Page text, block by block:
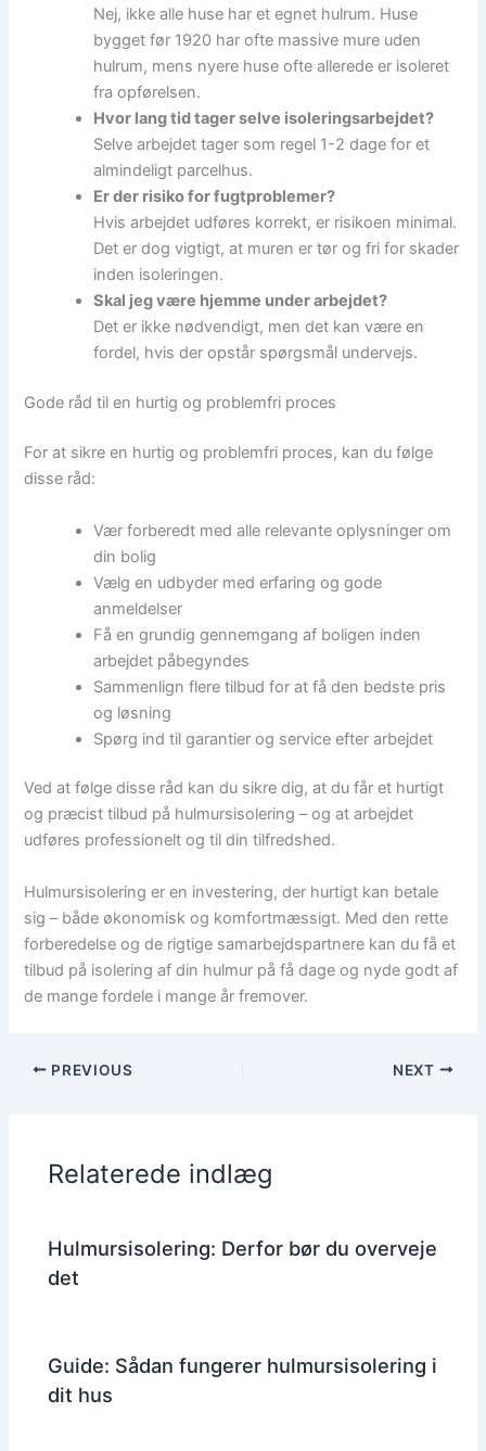
Nej, ikke alle huse har et egnet hulrum. Huse
bygget før 1920 har ofte massive mure uden
hulrum, mens nyere huse ofte allerede er isoleret
fra opførelsen.
Hvor lang tid tager selve isoleringsarbejdet?
Selve arbejdet tager som regel 1-2 dage for et
almindeligt parcelhus.
Er der risiko for fugtproblemer?
Hvis arbejdet udføres korrekt, er risikoen minimal.
Det er dog vigtigt, at muren er tør og fri for skader
inden isoleringen.
Skal jeg være hjemme under arbejdet?
Det er ikke nødvendigt, men det kan være en
fordel, hvis der opstår spørgsmål undervejs.
Gode råd til en hurtig og problemfri proces
For at sikre en hurtig og problemfri proces, kan du følge
disse råd:
Vær forberedt med alle relevante oplysninger om
din bolig
Vælg en udbyder med erfaring og gode
anmeldelser
Få en grundig gennemgang af boligen inden
arbejdet påbegyndes
Sammenlign flere tilbud for at få den bedste pris
og løsning
Spørg ind til garantier og service efter arbejdet
Ved at følge disse råd kan du sikre dig, at du får et hurtigt
og præcist tilbud på hulmursisolering – og at arbejdet
udføres professionelt og til din tilfredshed.
Hulmursisolering er en investering, der hurtigt kan betale
sig – både økonomisk og komfortmæssigt. Med den rette
forberedelse og de rigtige samarbejdspartnere kan du få et
tilbud på isolering af din hulmur på få dage og nyde godt af
de mange fordele i mange år fremover.
PREVIOUS NEXT
Relaterede indlæg
Hulmursisolering: Derfor bør du overveje
det
Guide: Sådan fungerer hulmursisolering i
dit hus